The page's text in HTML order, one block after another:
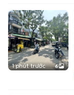
1 phút trước 6